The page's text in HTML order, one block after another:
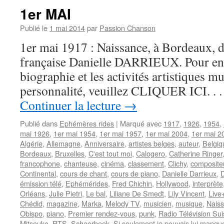
1er MAI
Publié le 1 mai 2014par Passion Chanson
1er mai 1917 : Naissance, à Bordeaux,
française Danielle DARRIEUX. Pour
biographie et les activités artistiques
personnalité, veuillez CLIQUER
Continuer la lecture →
Publié dans Ephémères rides | Marqué avec 1917, 1926, 1954,
mai 1926, 1er mai 1954, 1er mai 1957, 1er mai 2004, 1er mai
Algérie, Allemagne, Anniversaire, artistes belges, auteur,
Bordeaux, Bruxelles, C'est tout moi, Calogero, Catherine Ringer
francophone, chanteuse, cinéma, classement, Clichy,
Continental, cours de chant, cours de piano, Danielle Darrieux,
émission télé, Ephémérides, Fred Chichin, Hollywood, interprète
Orléans, Julie Pietri, Le bal, Liliane De Smedt, Lily Vincent,
Chédid, magazine, Marka, Melody TV, musicien, musique,
Obispo, piano, Premier rendez-vous, punk, Radio Télévision